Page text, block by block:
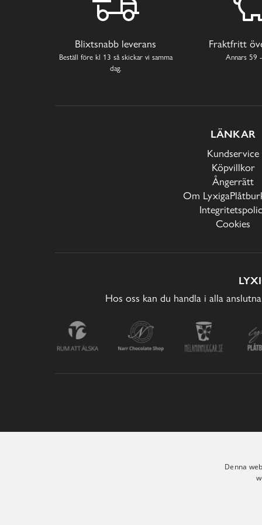
Blixtsnabb leverans
Beställ före kl 13 så skickar vi samma
dag.
Fraktfritt
Annars 59
LÄNKAR
Kundservice
Köpvillkor
Ångerrätt
Om
Cookies
Hos oss kan du handla i alla
Denna